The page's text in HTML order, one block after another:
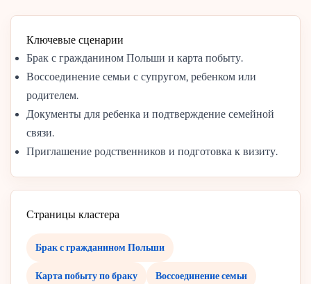
Ключевые сценарии
Брак с гражданином Польши и карта побыту.
Воссоединение семьи с супругом, ребенком или
родителем.
Документы для ребенка и подтверждение семейной
связи.
Приглашение родственников и подготовка к визиту.
Страницы кластера
Брак с гражданином Польши
Карта побыту по браку Воссоединение семьи